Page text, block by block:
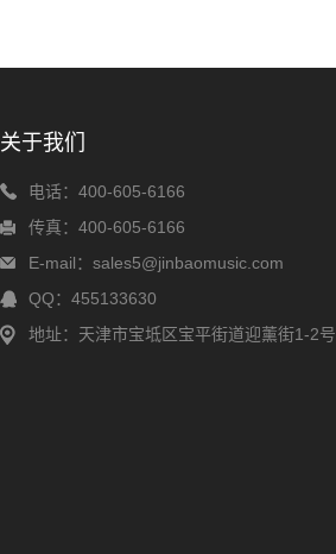
关于我们
电话：400-605-6166
传真：400-605-6166
E-mail：sales5@jinbaomusic.com
QQ：455133630
地址：天津市宝坻区宝平街道迎薰街1-2号